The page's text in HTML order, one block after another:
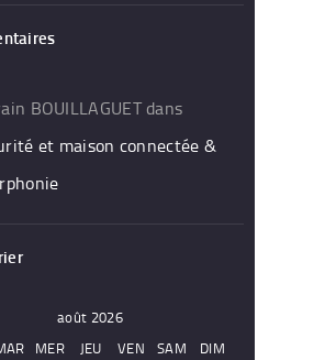
BOUILLAGUETdans
et maison connectée &
août 2026
MER JEU VEN SAM
DIM